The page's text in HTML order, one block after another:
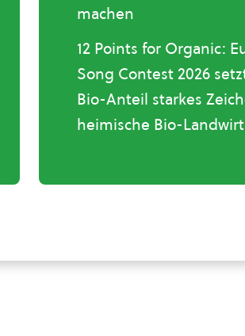
machen
12 Points for Organic:
Song Contest 2026
Bio-Anteil starkes
heimische Bio-